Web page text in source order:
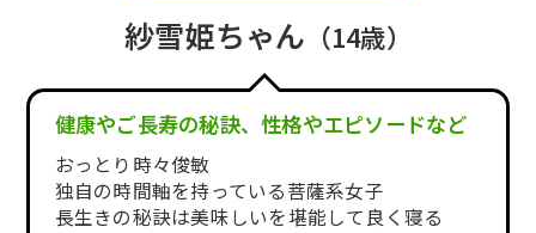
紗雪姫ちゃん （14歳）
健康やご長寿の秘訣、性格やエピソードなど
おっとり時々俊敏
独自の時間軸を持っている菩薩系女子
長生きの秘訣は美味しいを堪能して良く寝る